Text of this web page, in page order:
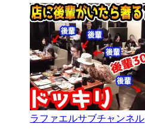
ラファエルサブチャンネル